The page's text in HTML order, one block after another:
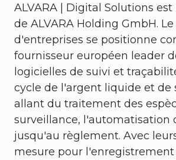
ALVARA | Digital Solutions
de ALVARA Holding GmbH.
d'entreprises se positionne
fournisseur européen leader
logicielles de suivi et
cycle de l'argent liquide et de
allant du traitement des
surveillance, l'automatisation
jusqu'au règlement. Avec
mesure pour l'enregistrement